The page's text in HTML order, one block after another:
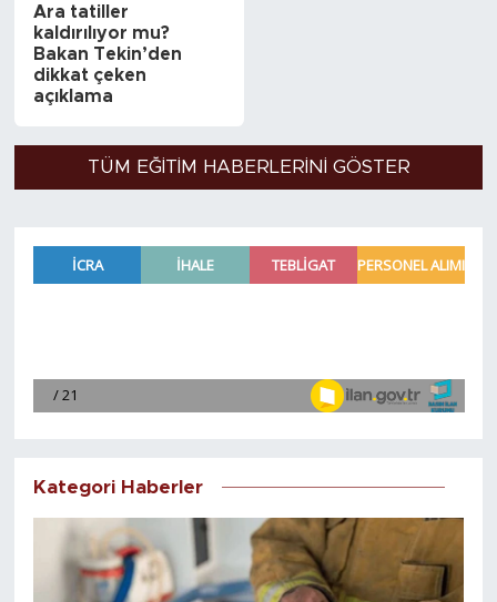
Ara tatiller
kaldırılıyor mu?
Bakan Tekin’den
dikkat çeken
açıklama
TÜM EĞITIM HABERLERINI GÖSTER
Kategori Haberler